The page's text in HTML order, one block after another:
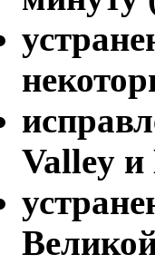
Valley и